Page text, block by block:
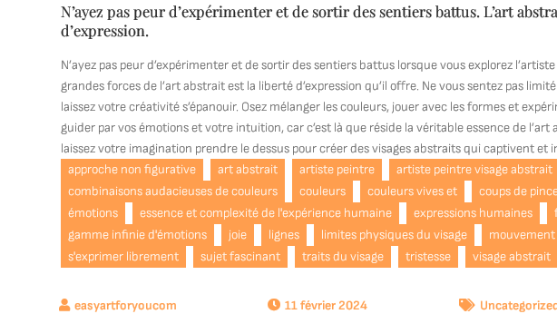
N’ayez pas peur d’expérimenter et de sortir des sentiers battus. L’art
d’expression.
N’ayez pas peur d’expérimenter et de sortir des sentiers battus lorsque vous explorez
grandes forces de l’art abstrait est la liberté d’expression qu’il offre. Ne vous sentez pas
laissez votre créativité s’épanouir. Osez mélanger les couleurs, jouer avec les formes et
guider par vos émotions et votre intuition, car c’est là que réside la véritable essence de
laissez votre imagination prendre le dessus pour créer des visages abstraits qui captivent et
approche non figurative
art abstrait artiste peintre artiste peintre visage abstrait
combinaisons audacieuses de couleurs
couleurs couleurs vives et coups de
émotions
essence et complexité de l'expérience humaine expressions humaines
gamme infinie d'émotions
joie lignes limites physiques du visage
s'exprimer librement
sujet fascinant traits du visage tristesse visage abstrait
11 février 2024